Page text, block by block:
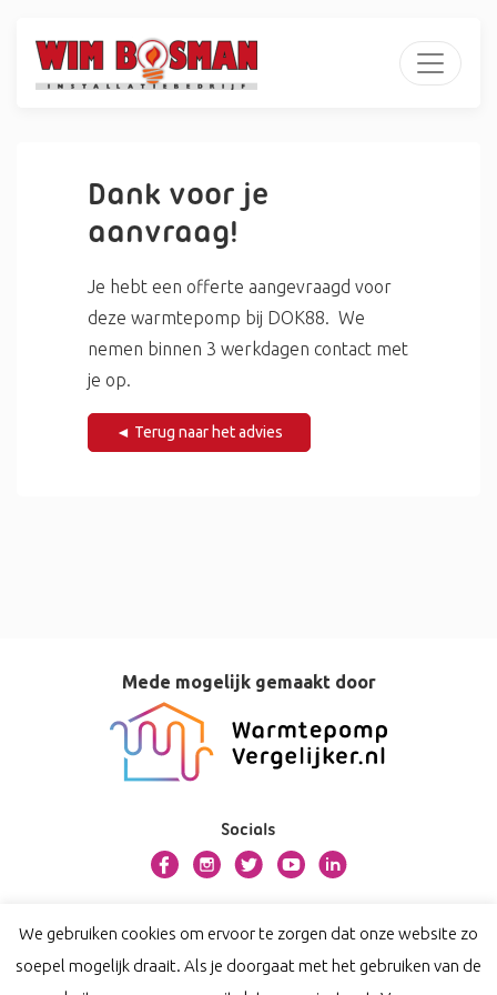
Dank voor je
aanvraag!
Je hebt een offerte aangevraagd voor
deze warmtepomp bij DOK88. We
nemen binnen 3 werkdagen contact met
je op.
◄ Terug naar het advies
Mede mogelijk gemaakt door
Socials
Contact
Privacy
We gebruiken cookies om ervoor te zorgen dat onze website zo
soepel mogelijk draait. Als je doorgaat met het gebruiken van de